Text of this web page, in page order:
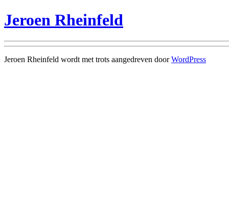
Jeroen Rheinfeld
Jeroen Rheinfeld wordt met trots aangedreven doorWordPress